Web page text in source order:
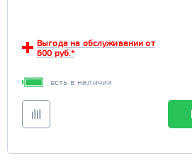
Выгода на обслуживании от
600 руб.*
есть в наличии